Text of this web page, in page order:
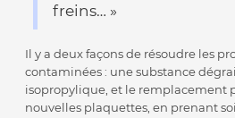
freins… »
Il y a deux façons de résoudre les
contaminées : une substance
isopropylique, et le remplacement
nouvelles plaquettes, en prenant